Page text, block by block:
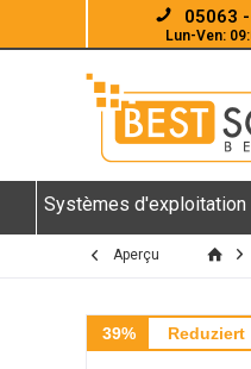
05063
Lun-Ven:
Systèmes d'exploitation
Aperçu
39% Reduziert